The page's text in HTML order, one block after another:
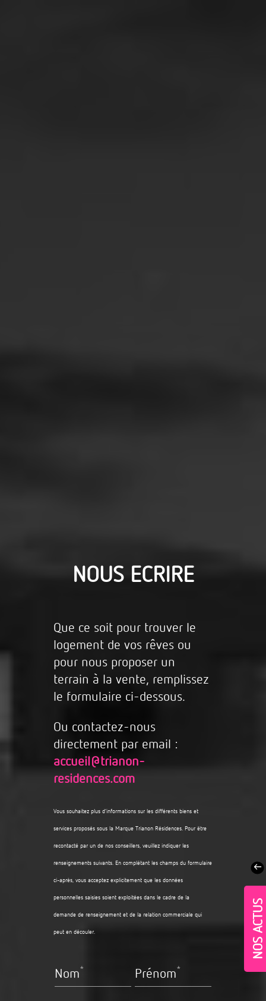
NOUS ECRIRE
Que ce soit pour trouver le
logement de vos rêves ou
pour nous proposer un
terrain à la vente, remplissez
le formulaire ci-dessous.
Ou contactez-nous
directement par email :
accueil@trianon-
residences.com
Vous souhaitez plus d’informations sur les différents biens et
services proposés sous la Marque Trianon Résidences. Pour être
recontacté par un de nos conseillers, veuillez indiquer les
renseignements suivants. En complétant les champs du formulaire
ci-après, vous acceptez explicitement que les données
personnelles saisies soient exploitées dans le cadre de la
demande de renseignement et de la relation commerciale qui
peut en découler.
Nom* Prénom*
NOS ACTUS
Village-Neuf - Appartements neufs résidence Allure